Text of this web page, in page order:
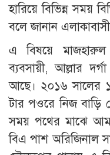
হারিয়ে বিভিন্ন সময়
বলে জানান
এ বিষয়ে
ব্যবসায়ী, আল্লার
আছে। ২০১৬ সালের
টার পওরে নিজ বাড়ি
সময় পথের মাঝে
বিএ পাশ অরিজিনাল